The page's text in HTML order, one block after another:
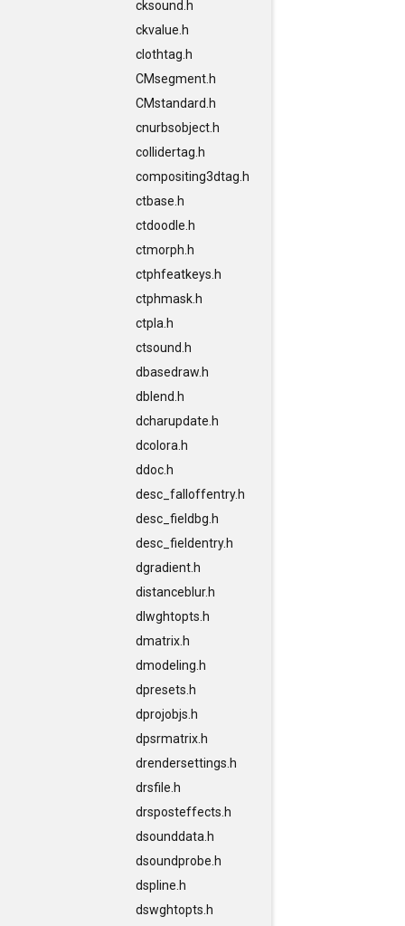
cksound.h
ckvalue.h
clothtag.h
CMsegment.h
CMstandard.h
cnurbsobject.h
collidertag.h
compositing3dtag.h
ctbase.h
ctdoodle.h
ctmorph.h
ctphfeatkeys.h
ctphmask.h
ctpla.h
ctsound.h
dbasedraw.h
dblend.h
dcharupdate.h
dcolora.h
ddoc.h
desc_falloffentry.h
desc_fieldbg.h
desc_fieldentry.h
dgradient.h
distanceblur.h
dlwghtopts.h
dmatrix.h
dmodeling.h
dpresets.h
dprojobjs.h
dpsrmatrix.h
drendersettings.h
drsfile.h
drsposteffects.h
dsounddata.h
dsoundprobe.h
dspline.h
dswghtopts.h